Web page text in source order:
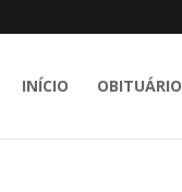
INÍCIO OBITUÁRIO